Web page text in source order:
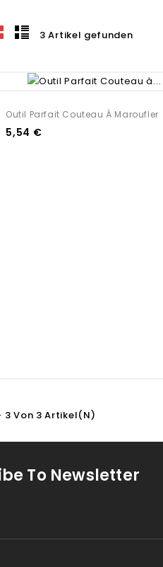
3 Artikel gefunden
Outil Parfait Couteau À Maroufler
5,54 €
3 Von 3 Artikel(n)
To Newsletter